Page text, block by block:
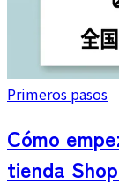
Primeros pasos
Cómo
tienda